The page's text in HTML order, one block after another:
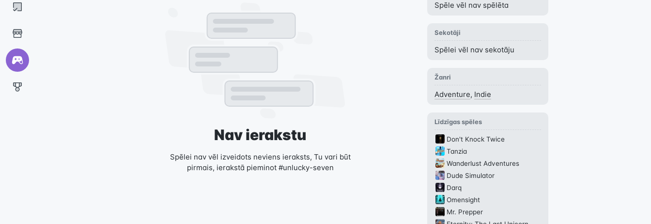
Nav ierakstu
Spēlei nav vēl izveidots neviens ieraksts, Tu vari būt
pirmais, ierakstā pieminot #unlucky-seven
Spēle vēl nav spēlēta
Sekotāji
Spēlei vēl nav sekotāju
Žanri
Adventure, Indie
Līdzīgas spēles
Don't Knock Twice
Tanzia
Wanderlust Adventures
Dude Simulator
Darq
Omensight
Mr. Prepper